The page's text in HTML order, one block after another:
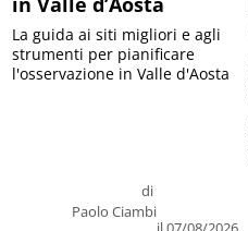
di
Paolo Ciambi
La guida ai siti migliori e agli
strumenti per pianificare
l'osservazione in Valle d'Aosta